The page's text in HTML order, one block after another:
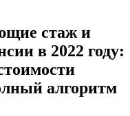
стаж и
в 2022 году:
алгоритм